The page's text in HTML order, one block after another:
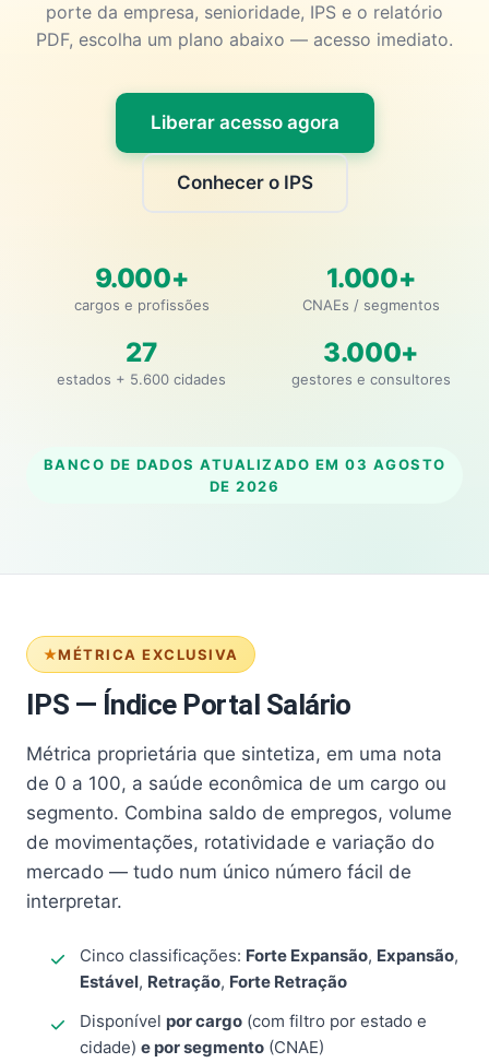
porte da empresa, senioridade, IPS e o relatório
PDF, escolha um plano abaixo — acesso imediato.
Liberar acesso agora
Conhecer o IPS
9.000+
cargos e profissões
1.000+
CNAEs / segmentos
27
estados + 5.600 cidades
3.000+
gestores e consultores
BANCO DE DADOS ATUALIZADO EM 03 AGOSTO
DE 2026
MÉTRICA EXCLUSIVA
IPS — Índice Portal Salário
Métrica proprietária que sintetiza, em uma nota
de 0 a 100, a saúde econômica de um cargo ou
segmento. Combina saldo de empregos, volume
de movimentações, rotatividade e variação do
mercado — tudo num único número fácil de
interpretar.
Cinco classificações: Forte Expansão, Expansão,
Estável, Retração, Forte Retração
Disponível por cargo (com filtro por estado e
cidade) e por segmento (CNAE)